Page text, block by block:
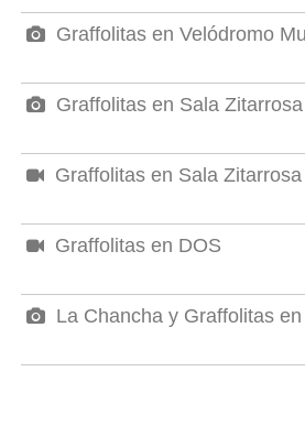
Graffolitas en Velódromo
Graffolitas en Sala Zitarrosa
Graffolitas en Sala Zitarrosa
Graffolitas en DOS
La Chancha y Graffolitas